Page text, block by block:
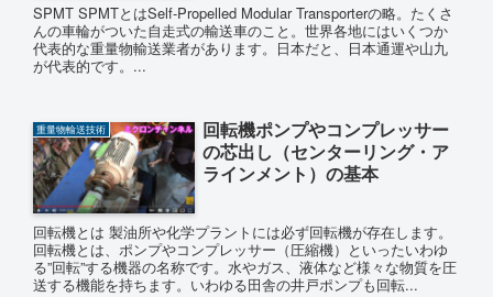
SPMT SPMTとはSelf-Propelled Modular Transporterの略。たくさ
んの車輪がついた自走式の輸送車のこと。世界各地にはいくつか
代表的な重量物輸送業者があります。日本だと、日本通運や山九
が代表的です。...
重量物輸送技術
回転機ポンプやコンプレッサー
の芯出し（センターリング・ア
ラインメント）の基本
回転機とは 製油所や化学プラントには必ず回転機が存在します。
回転機とは、ポンプやコンプレッサー（圧縮機）といったいわゆ
る”回転”する機器の名称です。水やガス、液体など様々な物質を圧
送する機能を持ちます。いわゆる田舎の井戸ポンプも回転...